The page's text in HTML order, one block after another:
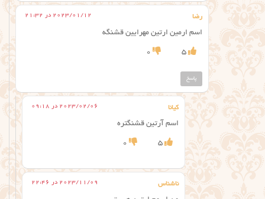
رضا 2023/01/12 در 21:32
اسم ارمین ارتین مهرایین قشنگه
5
0
پاسخ
کیانا 2023/02/06 در 09:18
اسم آرتین قشنگتره
5
0
ناشناس 2023/11/09 در 22:46